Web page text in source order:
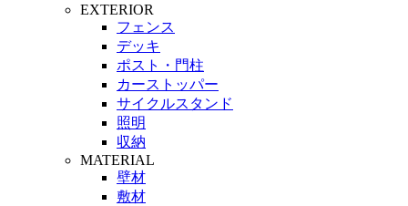
EXTERIOR
フェンス
デッキ
ポスト・門柱
カーストッパー
サイクルスタンド
照明
収納
MATERIAL
壁材
敷材